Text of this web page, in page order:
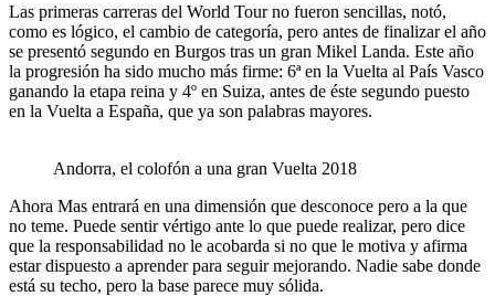
Las primeras carreras del World Tour no fueron sencillas, notó,
como es lógico, el cambio de categoría, pero antes de finalizar el año
se presentó segundo en Burgos tras un gran Mikel Landa. Este año
la progresión ha sido mucho más firme: 6ª en la Vuelta al País Vasco
ganando la etapa reina y 4º en Suiza, antes de éste segundo puesto
en la Vuelta a España, que ya son palabras mayores.
Andorra, el colofón a una gran Vuelta 2018
Ahora Mas entrará en una dimensión que desconoce pero a la que
no teme. Puede sentir vértigo ante lo que puede realizar, pero dice
que la responsabilidad no le acobarda si no que le motiva y afirma
estar dispuesto a aprender para seguir mejorando. Nadie sabe donde
está su techo, pero la base parece muy sólida.